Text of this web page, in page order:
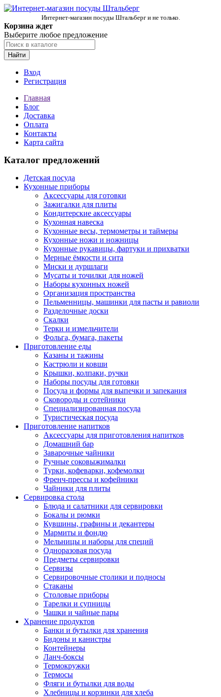
Интернет-магазин посуды Штальберг и не только.
Корзина ждет
Выберите любое предложение
Найти
Вход
Регистрация
Главная
Блог
Доставка
Оплата
Контакты
Карта сайта
Каталог предложений
Детская посуда
Кухонные приборы
Аксессуары для готовки
Зажигалки для плиты
Кондитерские аксессуары
Кухонная навеска
Кухонные весы, термометры и таймеры
Кухонные ножи и ножницы
Кухонные рукавицы, фартуки и прихватки
Мерные ёмкости и сита
Миски и дуршлаги
Мусаты и точилки для ножей
Наборы кухонных ножей
Организация пространства
Пельменницы, машинки для пасты и равиоли
Разделочные доски
Скалки
Терки и измельчители
Фольга, бумага, пакеты
Приготовление еды
Казаны и тажины
Кастрюли и ковши
Крышки, колпаки, ручки
Наборы посуды для готовки
Посуда и формы для выпечки и запекания
Сковороды и сотейники
Специализированная посуда
Туристическая посуда
Приготовление напитков
Аксессуары для приготовления напитков
Домашний бар
Заварочные чайники
Ручные соковыжималки
Турки, кофеварки, кофемолки
Френч-прессы и кофейники
Чайники для плиты
Сервировка стола
Блюда и салатники для сервировки
Бокалы и рюмки
Кувшины, графины и декантеры
Мармиты и фондю
Мельницы и наборы для специй
Одноразовая посуда
Предметы сервировки
Сервизы
Сервировочные столики и подносы
Стаканы
Столовые приборы
Тарелки и супницы
Чашки и чайные пары
Хранение продуктов
Банки и бутылки для хранения
Бидоны и канистры
Контейнеры
Ланч-боксы
Термокружки
Термосы
Фляги и бутылки для воды
Хлебницы и корзинки для хлеба